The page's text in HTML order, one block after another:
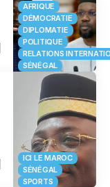
AFRIQUE
DÉMOCRATIE
DIPLOMATIE
POLITIQUE
RELATIONS
SÉNÉGAL
ICI LE MAROC
SÉNÉGAL
SPORTS